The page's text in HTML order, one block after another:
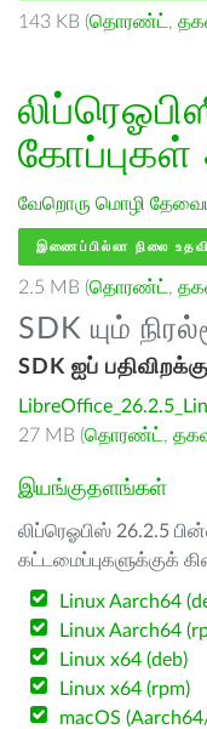
143 KB (தொரண்ட் ,
கோப்புகள்
வேறொரு மொழி
இணைப்பில்லா நிலை
2.5 MB (தொரண்ட் ,
SDK யும்
SDK ஐப் பதிவிறக்கு
27 MB (தொரண்ட் ,
இயங்குதளங்கள்
லிப்ரெஓபிஸ் 26.2.5
கட்டமைப்புகளுக்குக்
Linux Aarch64
Linux Aarch64
Linux x64 (deb)
Linux x64 (rpm)
macOS